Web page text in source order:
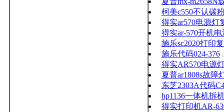
柯美c550不认碳
得实ar570电源灯
得实ar-570开机
施乐sc2020打印
施乐代码024-376
得实AR570电源
夏普ar1808s故障
东芝2303A代码
hp1136一体机拆
得实打印机AR-